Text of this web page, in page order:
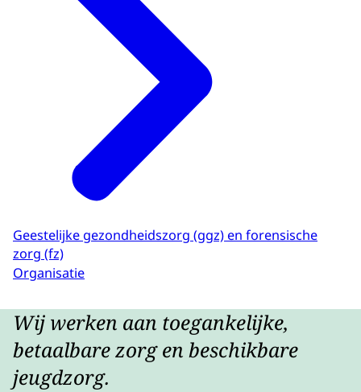
Geestelijke gezondheidszorg (ggz) en forensische
zorg (fz)
Organisatie
Wij werken aan toegankelijke,
betaalbare zorg en beschikbare
jeugdzorg.